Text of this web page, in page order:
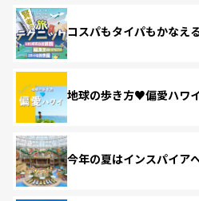
コスパもタイパもかなえ
地球の歩き方♥偏愛ハワ
今年の夏はインスパイア